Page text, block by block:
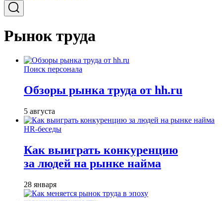
Рынок труда
Поиск персонала
Обзоры рынка труда от hh.ru
5 августа
HR-беседы
Как выиграть конкуренцию
за людей на рынке найма
28 января